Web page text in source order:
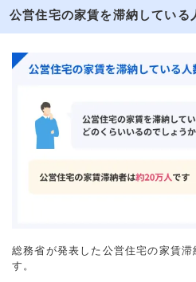
公営住宅の家賃を滞納している
総務省が発表した公営住宅の家賃
す。